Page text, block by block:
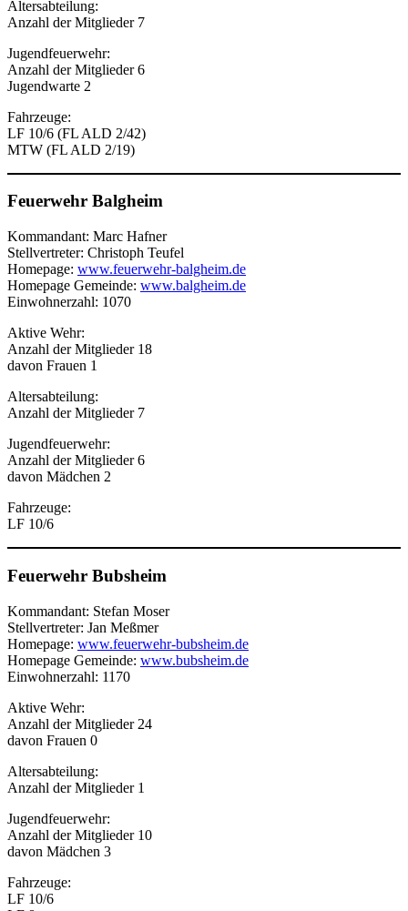
Altersabteilung:
Anzahl der Mitglieder 7
Jugendfeuerwehr:
Anzahl der Mitglieder 6
Jugendwarte 2
Fahrzeuge:
LF 10/6 (FL ALD 2/42)
MTW (FL ALD 2/19)
Feuerwehr Balgheim
Kommandant: Marc Hafner
Stellvertreter: Christoph Teufel
Homepage: www.feuerwehr-balgheim.de
Homepage Gemeinde: www.balgheim.de
Einwohnerzahl: 1070
Aktive Wehr:
Anzahl der Mitglieder 18
davon Frauen 1
Altersabteilung:
Anzahl der Mitglieder 7
Jugendfeuerwehr:
Anzahl der Mitglieder 6
davon Mädchen 2
Fahrzeuge:
LF 10/6
Feuerwehr Bubsheim
Kommandant: Stefan Moser
Stellvertreter: Jan Meßmer
Homepage: www.feuerwehr-bubsheim.de
Homepage Gemeinde: www.bubsheim.de
Einwohnerzahl: 1170
Aktive Wehr:
Anzahl der Mitglieder 24
davon Frauen 0
Altersabteilung:
Anzahl der Mitglieder 1
Jugendfeuerwehr:
Anzahl der Mitglieder 10
davon Mädchen 3
Fahrzeuge:
LF 10/6